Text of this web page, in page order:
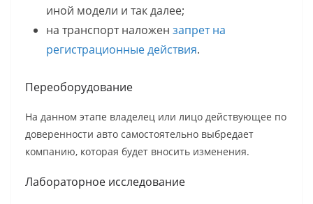
иной модели и так далее;
на транспорт наложен запрет на
регистрационные действия.
Переоборудование
На данном этапе владелец или лицо действующее по
доверенности авто самостоятельно выбредает
компанию, которая будет вносить изменения.
Лабораторное исследование